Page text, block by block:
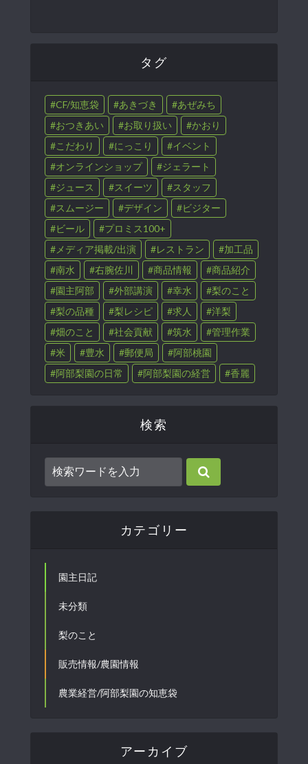
タグ
CF/知恵袋 あきづき
あぜみち
おつきあい
お取り扱い
かおり
こだわり
にっこり
イベント
オンラインショップ
ジェラート
ジュース
スイーツ
スタッフ
スムージー
デザイン
ビジター
ビール
プロミス100+
メディア掲載/出演
レストラン
加工品
南水
右腕佐川 商品情報
商品紹介
園主阿部
外部講演 幸水
梨のこと
梨の品種
梨レシピ 求人
洋梨
畑のこと
社会貢献 筑水
管理作業
米
豊水 郵便局
阿部桃園
阿部梨園の日常
阿部梨園の経営 香麗
検索
カテゴリー
園主日記
未分類
梨のこと
販売情報/農園情報
農業経営/阿部梨園の知恵袋
アーカイブ